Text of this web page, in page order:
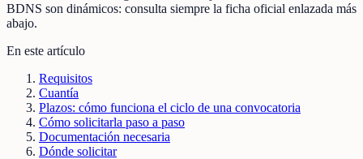
BDNS son dinámicos: consulta siempre la ficha oficial enlazada más
abajo.
En este artículo
Requisitos
Cuantía
Plazos: cómo funciona el ciclo de una convocatoria
Cómo solicitarla paso a paso
Documentación necesaria
Dónde solicitar